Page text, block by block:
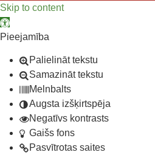
Skip to content
Open toolbar
Pieejamība
Palielināt tekstu
Samazināt tekstu
Melnbalts
Augsta izšķirtspēja
Negatīvs kontrasts
Gaišs fons
Pasvītrotas saites